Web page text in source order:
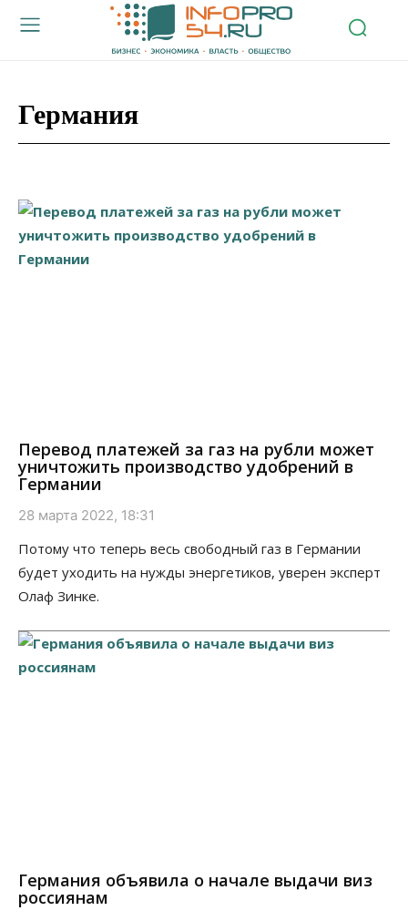
Германия
Перевод платежей за газ на рубли может
уничтожить производство удобрений в
Германии
28 марта 2022, 18:31
Потому что теперь весь свободный газ в Германии
будет уходить на нужды энергетиков, уверен эксперт
Олаф Зинке.
Германия объявила о начале выдачи виз
россиянам